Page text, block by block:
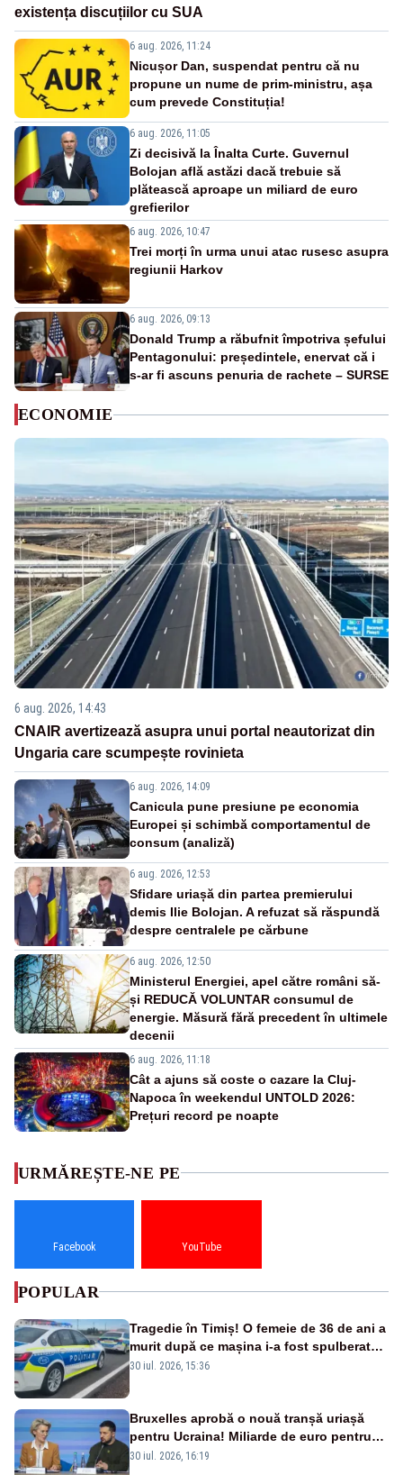
existența discuțiilor cu SUA
6 aug. 2026, 11:24
Nicușor Dan, suspendat pentru că nu
propune un nume de prim-ministru, așa
cum prevede Constituția!
6 aug. 2026, 11:05
Zi decisivă la Înalta Curte. Guvernul
Bolojan află astăzi dacă trebuie să
plătească aproape un miliard de euro
grefierilor
6 aug. 2026, 10:47
Trei morți în urma unui atac rusesc asupra
regiunii Harkov
6 aug. 2026, 09:13
Donald Trump a răbufnit împotriva șefului
Pentagonului: președintele, enervat că i
s-ar fi ascuns penuria de rachete – SURSE
ECONOMIE
6 aug. 2026, 14:43
CNAIR avertizează asupra unui portal neautorizat din
Ungaria care scumpește rovinieta
6 aug. 2026, 14:09
Canicula pune presiune pe economia
Europei și schimbă comportamentul de
consum (analiză)
6 aug. 2026, 12:53
Sfidare uriașă din partea premierului
demis Ilie Bolojan. A refuzat să răspundă
despre centralele pe cărbune
6 aug. 2026, 12:50
Ministerul Energiei, apel către români să-
și REDUCĂ VOLUNTAR consumul de
energie. Măsură fără precedent în ultimele
decenii
6 aug. 2026, 11:18
Cât a ajuns să coste o cazare la Cluj-
Napoca în weekendul UNTOLD 2026:
Prețuri record pe noapte
URMĂREȘTE-NE PE
Facebook YouTube
POPULAR
Tragedie în Timiș! O femeie de 36 de ani a
murit după ce mașina i-a fost spulberată
de tren
30 iul. 2026, 15:36
Bruxelles aprobă o nouă tranșă uriașă
pentru Ucraina! Miliarde de euro pentru
armament și apărare
30 iul. 2026, 16:19